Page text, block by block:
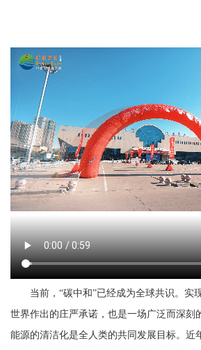
当前，“碳中和”已经成为全球共识。实
世界作出的庄严承诺，也是一场广泛而深刻
能源的清洁化是全人类的共同发展目标。近